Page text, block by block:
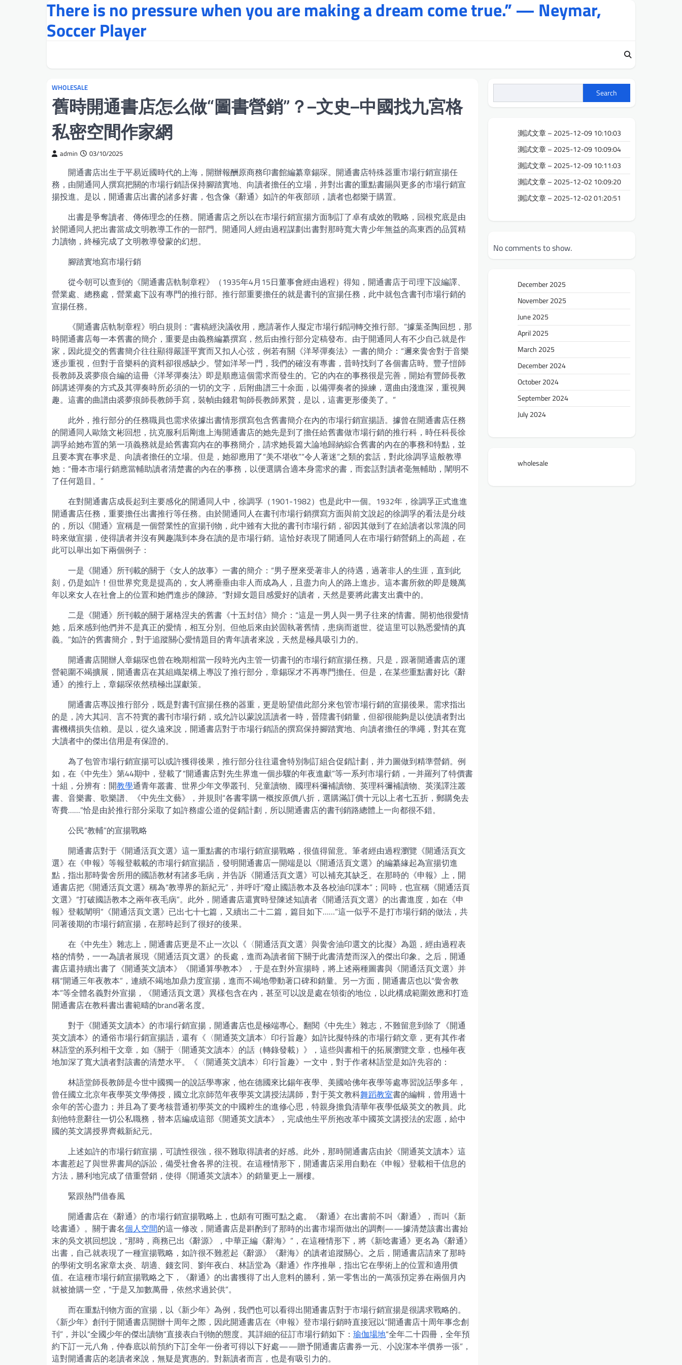
There is no pressure when you are making a dream come true.” — Neymar,
Soccer Player
WHOLESALE
舊時開通書店怎么做“圖書營銷”？–文史–中國找九宮格
私密空間作家網
admin 03/10/2025
開通書店出生于平易近國時代的上海，開辦報酬原商務印書館編纂章錫琛。開通書店特殊器重市場行銷宣揚任
務，由開通同人撰寫把關的市場行銷語保持腳踏實地、向讀者擔任的立場，并對出書的重點書賜與更多的市場行銷宣
揚投進。是以，開通書店出書的諸多好書，包含像《辭通》如許的年夜部頭，讀者也都樂于購置。
出書是爭奪讀者、傳佈理念的任務。開通書店之所以在市場行銷宣揚方面制訂了卓有成效的戰略，回根究底是由
於開通同人把出書當成文明教導工作的一部門。開通同人經由過程謀劃出書對那時寬大青少年無益的高東西的品質精
力讀物，終極完成了文明教導發蒙的幻想。
腳踏實地寫市場行銷
從今朝可以查到的《開通書店軌制章程》（1935年4月15日董事會經由過程）得知，開通書店于司理下設編譯、
營業處、總務處，營業處下設有專門的推行部。推行部重要擔任的就是書刊的宣揚任務，此中就包含書刊市場行銷的
宣揚任務。
《開通書店軌制章程》明白規則：“書稿經決議收用，應請著作人擬定市場行銷詞轉交推行部。”據葉圣陶回想，那
時開通書店每一本舊書的簡介，重要是由義務編纂撰寫，然后由推行部分定稿發布。由于開通同人有不少自己就是作
家，因此提交的舊書簡介往往顯得嚴謹平實而又扣人心弦，例若有關《洋琴彈奏法》一書的簡介：“邇來黌舍對于音樂
逐步重視，但對于音樂科的資料卻很感缺少。譬如洋琴一門，我們的確沒有專書，昔時找到了各個書店時。豐子愷師
長教師及裘夢痕合編的這冊《洋琴彈奏法》即是順應這個需求而發生的。它的內在的事務很是完善，開始有豐師長教
師講述彈奏的方式及其彈奏時所必須的一切的文字，后附曲譜三十余面，以備彈奏者的操練，選曲由淺進深，重視興
趣。這書的曲譜由裘夢痕師長教師手寫，裝幀由錢君匋師長教師累贅，是以，這書更形優美了。”
此外，推行部分的任務職員也需求依據出書情形撰寫包含舊書簡介在內的市場行銷宣揚語。據曾在開通書店任務
的開通同人歐陰文彬回想，抗克服利后剛進上海開通書店的她先是到了擔任給舊書做市場行銷的推行科，時任科長徐
調孚給她布置的第一項義務就是給舊書寫內在的事務簡介，請求她長篇大論地歸納綜合舊書的內在的事務和特點，並
且要本實在事求是、向讀者擔任的立場。但是，她卻應用了“美不堪收”“令人著迷”之類的套話，對此徐調孚這般教導
她：“冊本市場行銷應當輔助讀者清楚書的內在的事務，以便選購合適本身需求的書，而套話對讀者毫無輔助，闡明不
了任何題目。”
在對開通書店成長起到主要感化的開通同人中，徐調孚（1901-1982）也是此中一個。1932年，徐調孚正式進進
開通書店任務，重要擔任出書推行等任務。由於開通同人在書刊市場行銷撰寫方面與前文說起的徐調孚的看法是分歧
的，所以《開通》宣稱是一個營業性的宣揚刊物，此中雖有大批的書刊市場行銷，卻因其做到了在給讀者以常識的同
時來做宣揚，使得讀者并沒有興趣識到本身在讀的是市場行銷。這恰好表現了開通同人在市場行銷營銷上的高超，在
此可以舉出如下兩個例子：
一是《開通》所刊載的關于《女人的故事》一書的簡介：“男子歷來受著非人的待遇，過著非人的生涯，直到此
刻，仍是如許！但世界究竟是提高的，女人將垂垂由非人而成為人，且盡力向人的路上進步。這本書所敘的即是幾萬
年以來女人在社會上的位置和她們進步的陳跡。”對婦女題目感愛好的讀者，天然是要將此書支出囊中的。
二是《開通》所刊載的關于屠格涅夫的舊書《十五封信》簡介：“這是一男人與一男子往來的情書。開初他很愛情
她，后來感到他們并不是真正的愛情，相互分別。但他后來由於固執著舊情，患病而逝世。從這里可以熟悉愛情的真
義。”如許的舊書簡介，對于追蹤關心愛情題目的青年讀者來說，天然是極具吸引力的。
開通書店開辦人章錫琛也曾在晚期相當一段時光內主管一切書刊的市場行銷宣揚任務。只是，跟著開通書店的運
營範圍不竭擴展，開通書店在其組織架構上專設了推行部分，章錫琛才不再專門擔任。但是，在某些重點書好比《辭
通》的推行上，章錫琛依然積極出謀獻策。
開通書店專設推行部分，既是對書刊宣揚任務的器重，更是盼望借此部分來包管市場行銷的宣揚後果。需求指出
的是，誇大其詞、言不符實的書刊市場行銷，或允許以蒙說謊讀者一時，晉陞書刊銷量，但卻很能夠是以使讀者對出
書機構損失信賴。是以，從久遠來說，開通書店對于市場行銷語的撰寫保持腳踏實地、向讀者擔任的準繩，對其在寬
大讀者中的傑出信用是有保證的。
為了包管市場行銷宣揚可以或許獲得後果，推行部分往往還會特別制訂組合促銷計劃，并力圖做到精準營銷。例
如，在《中先生》第44期中，登載了“開通書店對先生界進一個步驟的年夜進獻”等一系列市場行銷，一并羅列了特價書
十組，分辨有：開教學通青年叢書、世界少年文學叢刊、兒童讀物、國理科彌補讀物、英理科彌補讀物、英漢譯注叢
書、音樂書、歌樂譜、《中先生文藝》，并規則“各書零購一概按原價八折，選購滿訂價十元以上者七五折，郵購免去
寄費……”恰是由於推行部分采取了如許務虛公道的促銷計劃，所以開通書店的書刊銷路總體上一向都很不錯。
公民“教輔”的宣揚戰略
開通書店對于《開通活頁文選》這一重點書的市場行銷宣揚戰略，很值得留意。筆者經由過程瀏覽《開通活頁文
選》在《申報》等報登載載的市場行銷宣揚語，發明開通書店一開端是以《開通活頁文選》的編纂緣起為宣揚切進
點，指出那時黌舍所用的國語教材有諸多毛病，并告訴《開通活頁文選》可以補充其缺乏。在那時的《申報》上，開
通書店把《開通活頁文選》稱為“教導界的新紀元”，并呼吁“廢止國語教本及各校油印課本”；同時，也宣稱《開通活頁
文選》“打破國語教本之兩年夜毛病”。此外，開通書店還實時登陳述知讀者《開通活頁文選》的出書進度，如在《申
報》登載闡明“《開通活頁文選》已出七十七篇，又續出二十二篇，篇目如下……”這一似乎不是打市場行銷的做法，共
同著後期的市場行銷宣揚，在那時起到了很好的後果。
在《中先生》雜志上，開通書店更是不止一次以《〈開通活頁文選〉與黌舍油印選文的比擬》為題，經由過程表
格的情勢，一一為讀者展現《開通活頁文選》的長處，進而為讀者留下關于此書清楚而深入的傑出印象。之后，開通
書店還持續出書了《開通英文讀本》《開通算學教本》，于是在對外宣揚時，將上述兩種圖書與《開通活頁文選》并
稱“開通三年夜教本”，連續不竭地加鼎力度宣揚，進而不竭地帶動著口碑和銷量。另一方面，開通書店也以“黌舍教
本”等全體名義對外宣揚，《開通活頁文選》異樣包含在內，甚至可以說是處在領銜的地位，以此構成範圍效應和打造
開通書店在教科書出書範疇的brand著名度。
對于《開通英文讀本》的市場行銷宣揚，開通書店也是極端專心。翻閱《中先生》雜志，不難留意到除了《開通
英文讀本》的通俗市場行銷宣揚語，還有《〈開通英文讀本〉印行旨趣》如許比擬特殊的市場行銷文章，更有其作者
林語堂的系列相干文章，如《關于〈開通英文讀本〉的話（轉錄發載）》，這些與書相干的拓展瀏覽文章，也極年夜
地加深了寬大讀者對該書的清楚水平。《〈開通英文讀本〉印行旨趣》一文中，對于作者林語堂是如許先容的：
林語堂師長教師是今世中國獨一的說話學專家，他在德國來比錫年夜學、美國哈佛年夜學等處專習說話學多年，
曾任國立北京年夜學英文學傳授，國立北京師范年夜學英文講授法講師，對于英文教科舞蹈教室書的編輯，曾用過十
余年的苦心盡力；并且為了要考核普通初學英文的中國粹生的進修心思，特親身擔負清華年夜學低級英文的教員。此
刻他特意辭往一切公私職務，替本店編成這部《開通英文讀本》，完成他生平所抱改革中國英文講授法的宏愿，給中
國的英文講授界齊截新紀元。
上述如許的市場行銷宣揚，可讀性很強，很不難取得讀者的好感。此外，那時開通書店由於《開通英文讀本》這
本書惹起了與世界書局的訴訟，備受社會各界的注視。在這種情形下，開通書店采用自動在《申報》登載相干信息的
方法，勝利地完成了借重營銷，使得《開通英文讀本》的銷量更上一層樓。
緊跟熱門借春風
開通書店在《辭通》的市場行銷宣揚戰略上，也頗有可圈可點之處。《辭通》在出書前不叫《辭通》，而叫《新
唸書通》。關于書名個人空間的這一修改，開通書店是斟酌到了那時的出書市場而做出的調劑——據清楚該書出書始
末的吳文祺回想說，“那時，商務已出《辭源》，中華正編《辭海》”，在這種情形下，將《新唸書通》更名為《辭通》
出書，自己就表現了一種宣揚戰略，如許很不難惹起《辭源》《辭海》的讀者追蹤關心。之后，開通書店請來了那時
的學術文明名家章太炎、胡適、錢玄同、劉年夜白、林語堂為《辭通》作序推舉，指出它在學術上的位置和適用價
值。在這種市場行銷宣揚戰略之下，《辭通》的出書獲得了出人意料的勝利，第一零售出的一萬張預定券在兩個月內
就被搶購一空，“于是又加數萬冊，依然求過於供”。
而在重點刊物方面的宣揚，以《新少年》為例，我們也可以看得出開通書店對于市場行銷宣揚是很講求戰略的。
《新少年》創刊于開通書店開辦十周年之際，因此開通書店在《申報》登市場行銷時直接冠以“開通書店十周年事念創
刊”，并以“全國少年的傑出讀物”直接表白刊物的態度。其詳細的征訂市場行銷如下： 瑜伽場地“全年二十四冊，全年預
約下訂一元八角，仲春底以前預約下訂全年一份者可得以下好處——贈予開通書店書券一元、小說潔本半價券一張”，
這對開通書店的老讀者來說，無疑是實惠的。對新讀者而言，也是有吸引力的。
Search
測試文章 – 2025-12-09 10:10:03
測試文章 – 2025-12-09 10:09:04
測試文章 – 2025-12-09 10:11:03
測試文章 – 2025-12-02 10:09:20
測試文章 – 2025-12-02 01:20:51
No comments to show.
December 2025
November 2025
June 2025
April 2025
March 2025
December 2024
October 2024
September 2024
July 2024
wholesale